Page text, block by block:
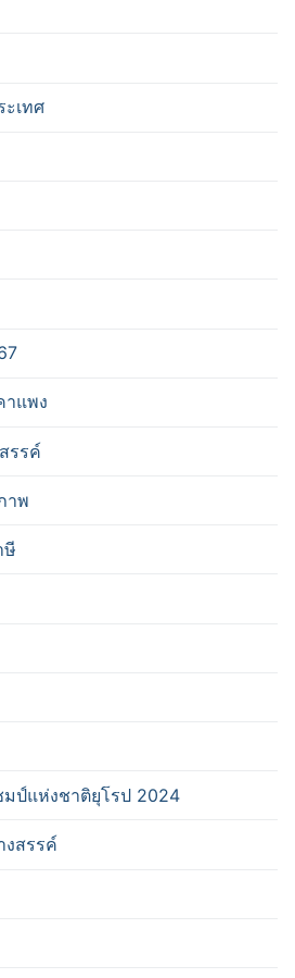
ะเทศ
าแพง
รรค์
าพ
ษี
ป์แห่งชาติยุโรป 2024
สรรค์